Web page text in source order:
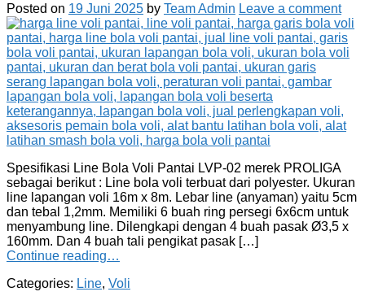
Posted on 19 Juni 2025 by Team Admin Leave a comment
Spesifikasi Line Bola Voli Pantai LVP-02 merek PROLIGA
sebagai berikut : Line bola voli terbuat dari polyester. Ukuran
line lapangan voli 16m x 8m. Lebar line (anyaman) yaitu 5cm
dan tebal 1,2mm. Memiliki 6 buah ring persegi 6x6cm untuk
menyambung line. Dilengkapi dengan 4 buah pasak Ø3,5 x
160mm. Dan 4 buah tali pengikat pasak […]
Continue reading…
Categories: Line, Voli